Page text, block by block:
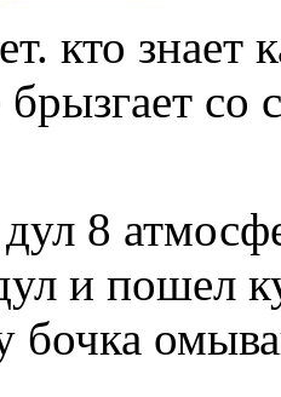
кто знает
брызгает
8
и пошел
бочка